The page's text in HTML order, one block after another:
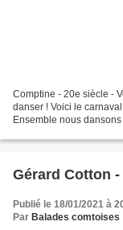
Comptine - 20e siècle -
danser ! Voici le
Ensemble nous
Gérard Cotton
Publié le 18/01/2021 à
Par Balades comtoises